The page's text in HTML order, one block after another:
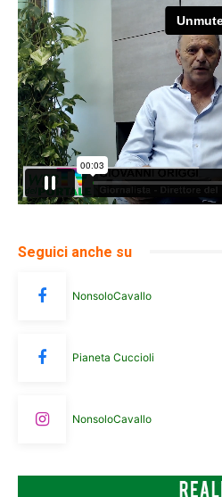
Seguici anche su
NonsoloCavallo
Pianeta Cuccioli
NonsoloCavallo